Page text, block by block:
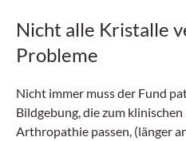
Nicht alle Kristalle
Probleme
Nicht immer muss der Fund
Bildgebung, die zum
Arthropathie passen, (länger